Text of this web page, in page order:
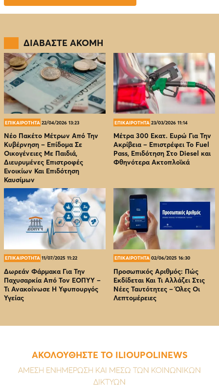
ΔΙΑΒΑΣΤΕ ΑΚΟΜΗ
ΕΠΙΚΑΙΡΟΤΗΤΑ 22/04/2026 13:23
Νέο Πακέτο Μέτρων Από Την
Κυβέρνηση – Επίδομα Σε
Οικογένειες Με Παιδιά,
Διευρυμένες Επιστροφές
Ενοικίων Και Επιδότηση
Καυσίμων
ΕΠΙΚΑΙΡΟΤΗΤΑ 23/03/2026 11:14
Μέτρα 300 Εκατ. Ευρώ Για Την
Ακρίβεια – Επιστρέφει Το Fuel
Pass, Επιδότηση Στο Diesel και
Φθηνότερα Ακτοπλοϊκά
ΕΠΙΚΑΙΡΟΤΗΤΑ 11/07/2025 11:22
Δωρεάν Φάρμακα Για Την
Παχυσαρκία Από Τον EOΠΥΥ –
Τι Ανακοίνωσε Η Υφυπουργός
Υγείας
ΕΠΙΚΑΙΡΟΤΗΤΑ 02/06/2025 16:30
Προσωπικός Αριθμός: Πώς
Εκδίδεται Και Τι Αλλάζει Στις
Νέες Ταυτότητες – Όλες Οι
Λεπτομέρειες
ΑΚΟΛΟΥΘΗΣΤΕ ΤΟ ILIOUPOLINEWS
ΑΜΕΣΗ ΕΝΗΜΕΡΩΣΗ ΚΑΙ ΜΕΣΩ ΤΩΝ ΚΟΙΝΩΝΙΚΩΝ
ΔΙΚΤΥΩΝ